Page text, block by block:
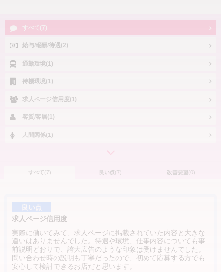
すべて(7)
給与/報酬/待遇(2)
通勤環境(1)
待機環境(1)
求人ページ信用度(1)
客質/客層(1)
人間関係(1)
すべて(7) 良い点(7) 改善要望 (0)
良い点
求人ページ信用度
実際に働いてみて、求人ページに掲載されていた内容と大きな
違いはありませんでした。待遇や環境、仕事内容についても事
前説明どおりで、誇大広告のような印象は受けませんでした。
問い合わせ時の説明も丁寧だったので、初めて応募する方でも
安心して検討できるお店だと思います。